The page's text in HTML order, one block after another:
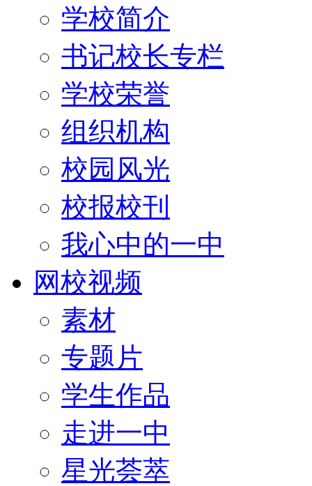
学校简介
书记校长专栏
学校荣誉
组织机构
校园风光
校报校刊
我心中的一中
网校视频
素材
专题片
学生作品
走进一中
星光荟萃